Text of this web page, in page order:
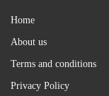
Home
About us
Terms and conditions
Privacy Policy